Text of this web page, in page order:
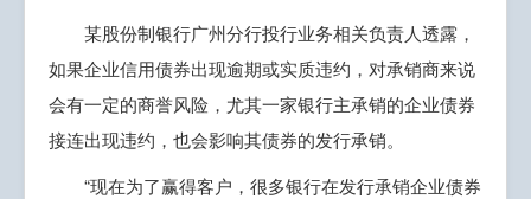
某股份制银行广州分行投行业务相关负责人透露，
如果企业信用债券出现逾期或实质违约，对承销商来说
会有一定的商誉风险，尤其一家银行主承销的企业债券
接连出现违约，也会影响其债券的发行承销。
“现在为了赢得客户，很多银行在发行承销企业债券